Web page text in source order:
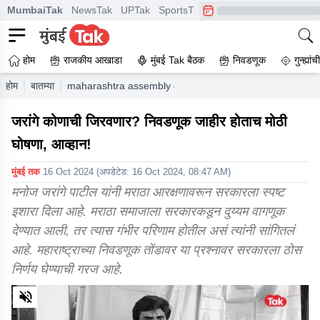
MumbaiTak NewsTak UPTak SportsTak CrimeTak
होम राजकीय आखाडा मुंबई Tak बैठक निवडणूक
होम बातम्या maharashtra assembly election and maratha
जरांगे कोणाची जिरवणार? निवडणूक जाहीर होताच मोठी
घोषणा, आव्हान!
मुंबई तक 16 Oct 2024 (अपडेटेड: 16 Oct 2024, 08:47 AM)
मनोज जरांगे पाटील यांनी मराठा आरक्षणावरून सरकारला स्पष्ट
इशारा दिला आहे. मराठा समाजाला सरकारकडून दुय्यम वागणूक
देण्यात आली, तर त्यास गंभीर परिणाम होतील असं त्यांनी सांगितलं
आहे. महाराष्ट्राच्या निवडणूक तोंडावर या प्रश्नावर सरकारला ठोस
निर्णय घेण्याची गरज आहे.
0
of
5